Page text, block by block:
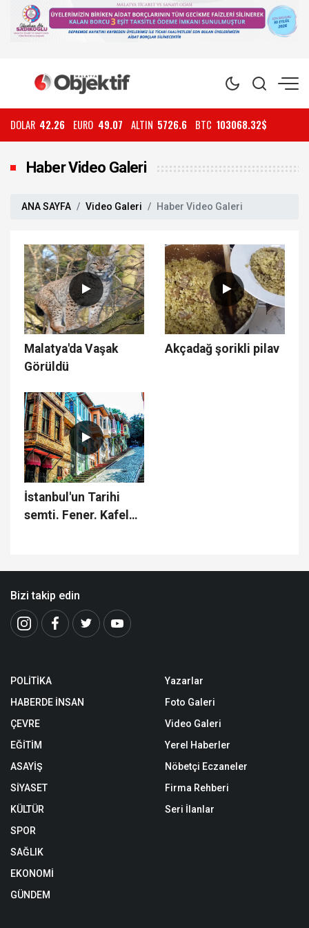
DOLAR 42.26 EURO 49.07 ALTIN 5726.6 BTC 103068.32$
Haber Video Galeri
ANA SAYFA Video Galeri Haber Video Galeri
Malatya'da Vaşak
Görüldü
Akçadağ şorikli pilav
İstanbul'un Tarihi
semti. Fener. Kafeler
Bizi takip edin
POLİTİKA
HABERDE İNSAN
ÇEVRE
EĞİTİM
ASAYİŞ
SİYASET
KÜLTÜR
SPOR
SAĞLIK
EKONOMİ
GÜNDEM
Yazarlar
Foto Galeri
Video Galeri
Yerel Haberler
Nöbetçi Eczaneler
Firma Rehberi
Seri İlanlar